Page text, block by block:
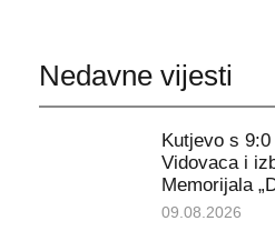
Nedavne vijesti
Kutjevo s
Vidovaca i
Memorijala
09.08.2026